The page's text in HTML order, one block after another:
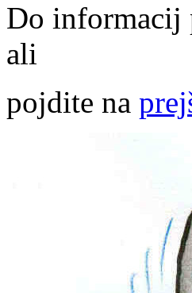
Do informacij
ali
pojdite na